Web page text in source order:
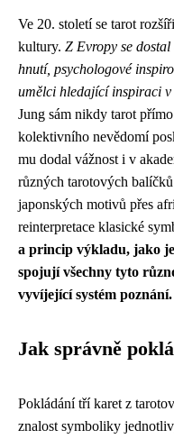
Ve 20. století se tarot
kultury. Z Evropy se
hnutí, psychologové
umělci hledající inspiraci
Jung sám nikdy tarot
kolektivního nevědomí
mu dodal vážnost i v
různých tarotových
japonských motivů přes
reinterpretace klasické
a princip výkladu, jako
spojují všechny tyto
vyvíjející systém poznání.
Jak správně
Pokládání tří karet z
znalost symboliky